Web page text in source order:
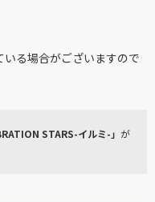
る場合がございますので
STARS-イルミ-」 が